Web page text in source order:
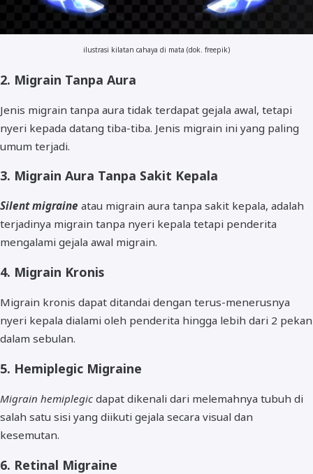
ilustrasi kilatan cahaya di mata (dok. freepik)
2. Migrain Tanpa Aura
Jenis migrain tanpa aura tidak terdapat gejala awal, tetapi
nyeri kepada datang tiba-tiba. Jenis migrain ini yang paling
umum terjadi.
3. Migrain Aura Tanpa Sakit Kepala
Silent migraine atau migrain aura tanpa sakit kepala, adalah
terjadinya migrain tanpa nyeri kepala tetapi penderita
mengalami gejala awal migrain.
4. Migrain Kronis
Migrain kronis dapat ditandai dengan terus-menerusnya
nyeri kepala dialami oleh penderita hingga lebih dari 2 pekan
dalam sebulan.
5. Hemiplegic Migraine
Migrain hemiplegic dapat dikenali dari melemahnya tubuh di
salah satu sisi yang diikuti gejala secara visual dan
kesemutan.
6. Retinal Migraine